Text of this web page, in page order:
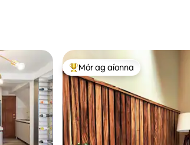
An-mhór ag aíonna
Mór ag aíonna